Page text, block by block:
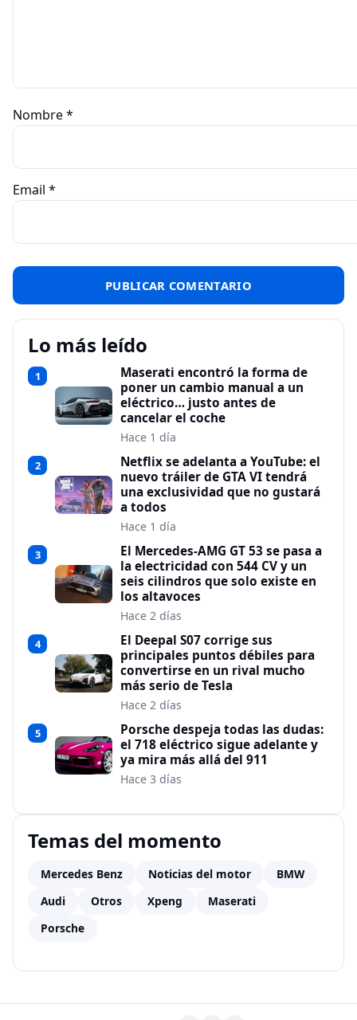
Nombre*
Email *
Lo más leído
1
Maserati encontró la forma de
poner un cambio manual a un
eléctrico… justo antes de
cancelar el coche
Hace 1 día
2
Netflix se adelanta a YouTube: el
nuevo tráiler de GTA VI tendrá
una exclusividad que no gustará
a todos
Hace 1 día
3
El Mercedes-AMG GT 53 se pasa a
la electricidad con 544 CV y un
seis cilindros que solo existe en
los altavoces
Hace 2 días
4
El Deepal S07 corrige sus
principales puntos débiles para
convertirse en un rival mucho
más serio de Tesla
Hace 2 días
5
Porsche despeja todas las dudas:
el 718 eléctrico sigue adelante y
ya mira más allá del 911
Hace 3 días
Temas del momento
Mercedes Benz Noticias del motor
BMW
Audi
Otros Xpeng
Maserati
Porsche